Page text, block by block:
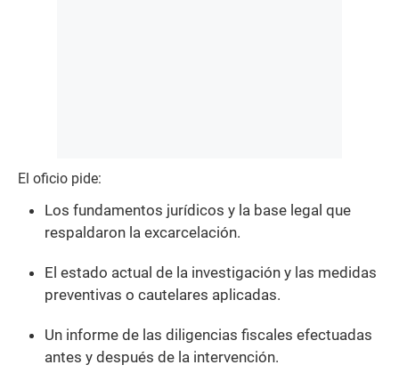
El oficio pide:
Los fundamentos jurídicos y la base legal que
respaldaron la excarcelación.
El estado actual de la investigación y las medidas
preventivas o cautelares aplicadas.
Un informe de las diligencias fiscales efectuadas
antes y después de la intervención.